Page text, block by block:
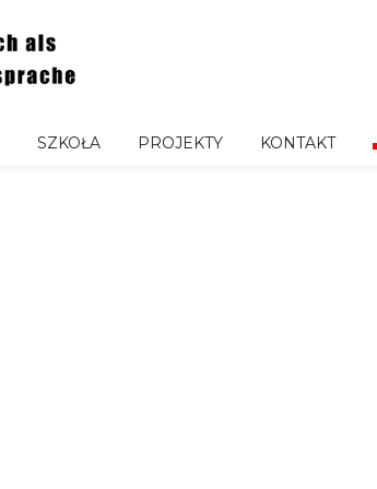
SZKOŁA PROJEKTY KONTAKT